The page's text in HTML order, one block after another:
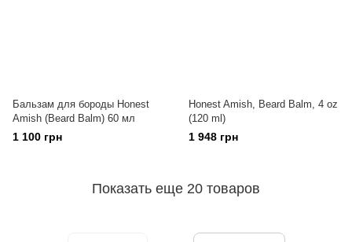
Бальзам для бороды Honest
Amish (Beard Balm) 60 мл
1 100 грн
Honest Amish, Beard Balm, 4 oz
(120 ml)
1 948 грн
Показать еще 20 товаров